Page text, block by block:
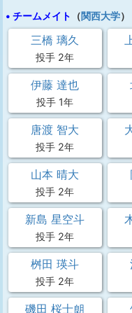
• チームメイト （関西大学）
三橋 璃久
投手 2年
伊藤 達也
投手 1年
唐渡 智大
投手 2年
山本 晴大
投手 2年
新島 星空斗
投手 2年
桝田 瑛斗
投手 2年
磯田 桜士朗